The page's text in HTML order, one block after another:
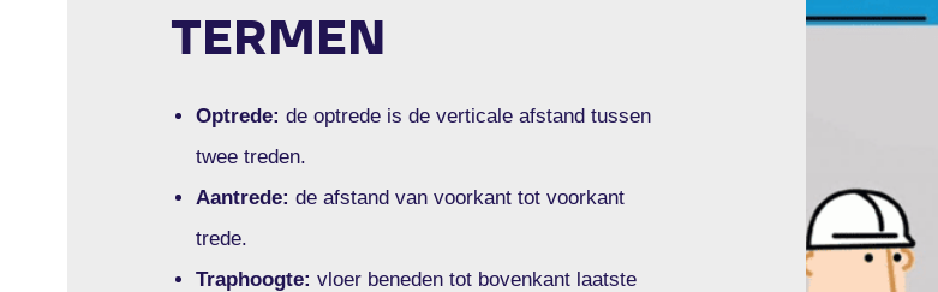
TERMEN
Optrede:de optrede is de verticale afstand tussen
twee treden.
Aantrede:de afstand van voorkant tot voorkant
trede.
Traphoogte: vloer beneden tot bovenkant laatste